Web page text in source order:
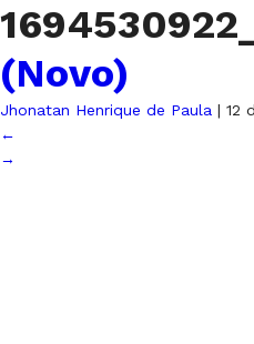
(Novo)
Jhonatan Henrique de Paula | 12
←
→